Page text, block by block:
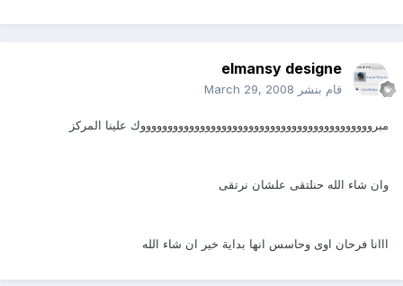
elmansy designe
قام بنشر March 29, 2008
مبروووووووووووووووووووووووووووووووووووووووووووك علينا المركز
وان شاء الله حنلتقى علشان نرتقى
ااانا فرحان اوى وحاسس انها بداية خير ان شاء الله